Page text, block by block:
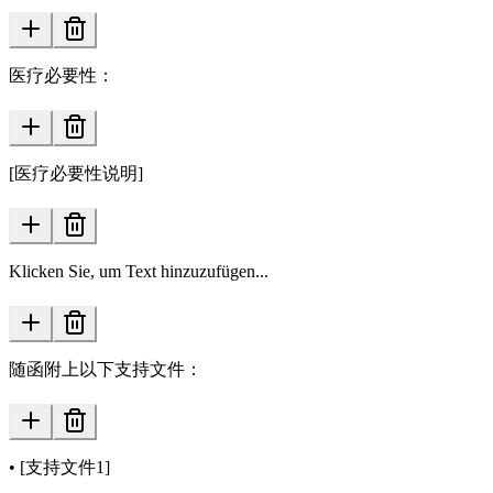
医疗必要性：
[医疗必要性说明]
Klicken Sie, um Text hinzuzufügen...
随函附上以下支持文件：
• [支持文件1]